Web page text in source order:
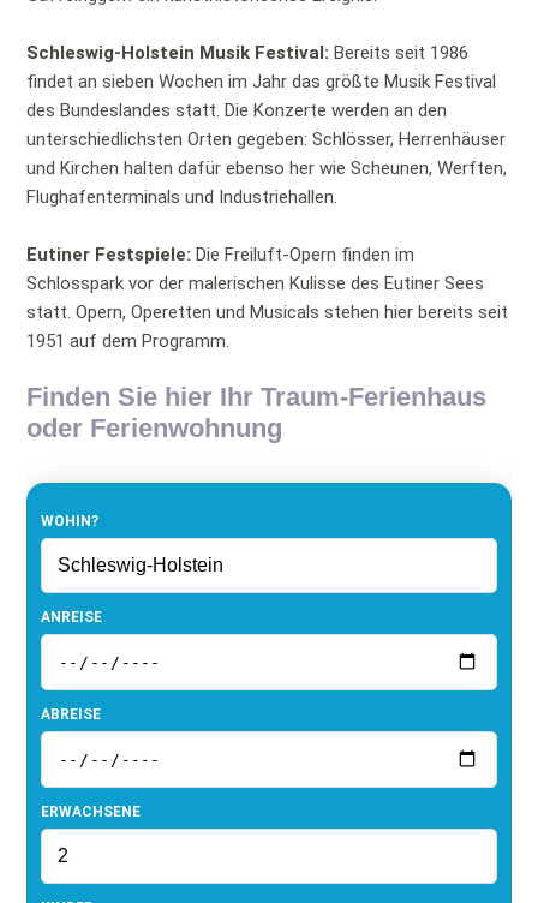
Schleswig-Holstein Musik Festival: Bereits seit 1986
findet an sieben Wochen im Jahr das größte Musik Festival
des Bundeslandes statt. Die Konzerte werden an den
unterschiedlichsten Orten gegeben: Schlösser, Herrenhäuser
und Kirchen halten dafür ebenso her wie Scheunen, Werften,
Flughafenterminals und Industriehallen.
Eutiner Festspiele:Die Freiluft-Opern finden im
Schlosspark vor der malerischen Kulisse des Eutiner Sees
statt. Opern, Operetten und Musicals stehen hier bereits seit
1951 auf dem Programm.
Finden Sie hier Ihr Traum-Ferienhaus
oder Ferienwohnung
WOHIN?
ANREISE
ABREISE
ERWACHSENE